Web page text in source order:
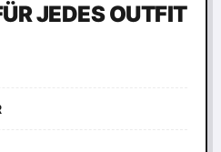
JEDES OUTFIT